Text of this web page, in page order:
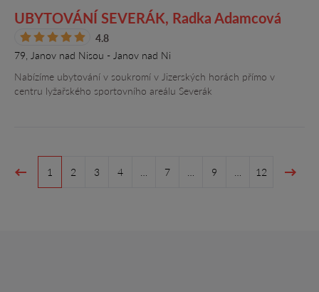
UBYTOVÁNÍ SEVERÁK, Radka Adamcová
4.8
79, Janov nad Nisou - Janov nad Ni
Nabízíme ubytování v soukromí v Jizerských horách přímo v
centru lyžařského sportovního areálu Severák
1 2 3 4 7 9 12